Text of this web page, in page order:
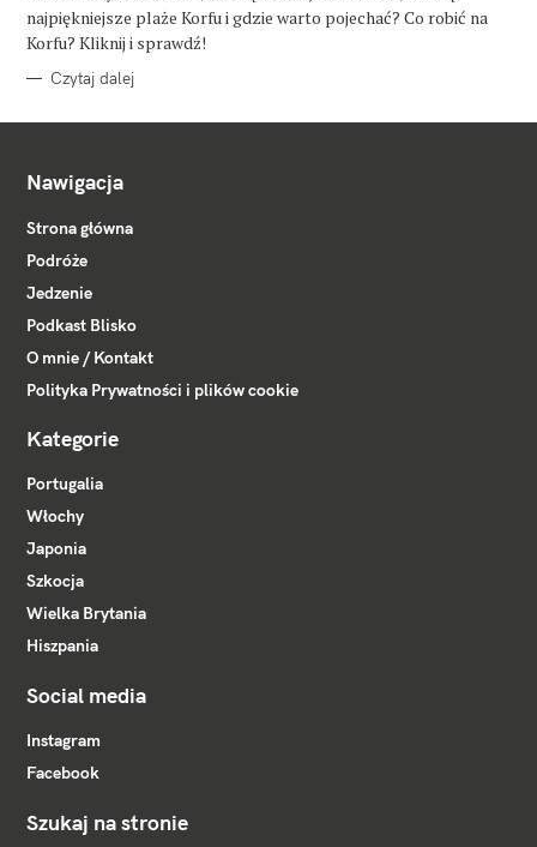
Inajpiękniejsze plaże Korfu i gdzie warto pojechać? Co robić na
Korfu? Kliknij i sprawdź!
Czytaj dalej
Nawigacja
Strona główna
Podróże
Jedzenie
Podkast Blisko
O mnie / Kontakt
Polityka Prywatności i plików cookie
Kategorie
Portugalia
Włochy
Japonia
Szkocja
Wielka Brytania
Hiszpania
Social media
Instagram
Facebook
Szukaj na stronie